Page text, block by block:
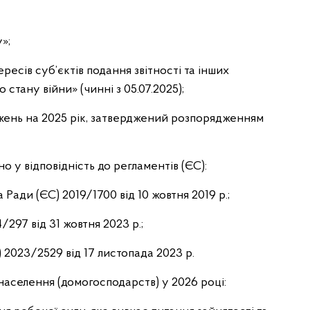
суб’єктів подання звітності та інших
стану війни» (чинні з 05.07.2025);
на 2025 рік, затверджений розпорядженням
відповідність до регламентів (ЄС):
(ЄС) 2019/1700 від 10 жовтня 2019 р.;
від 31 жовтня 2023 р.;
2529 від 17 листопада 2023 р.
(домогосподарств) у 2026 році: